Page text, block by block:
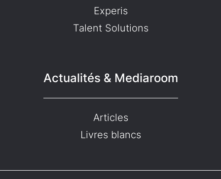
Experis
Talent Solutions
Actualités & Mediaroom
Articles
Livres blancs